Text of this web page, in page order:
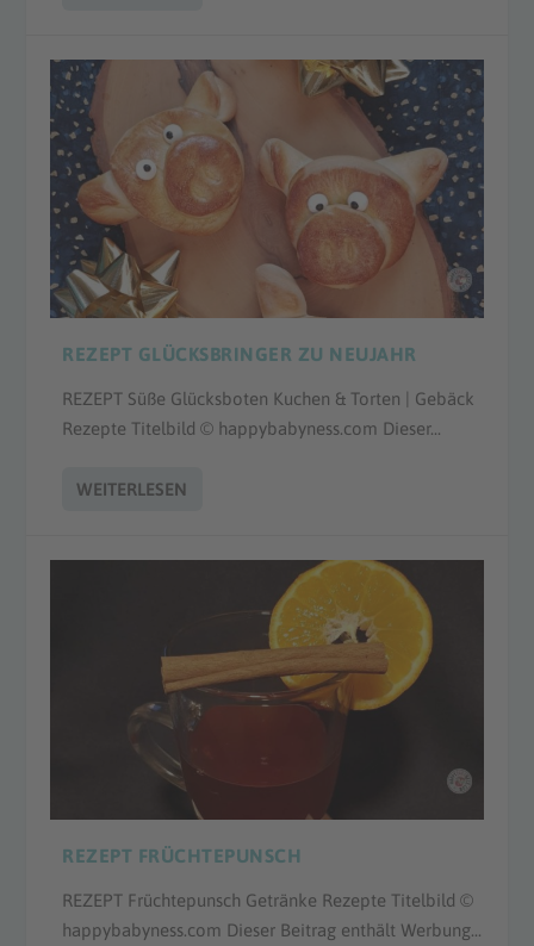
REZEPT GLÜCKSBRINGER ZU NEUJAHR
REZEPT Süße Glücksboten Kuchen & Torten | Gebäck
Rezepte Titelbild © happybabyness.com Dieser...
WEITERLESEN
REZEPT FRÜCHTEPUNSCH
REZEPT Früchtepunsch Getränke Rezepte Titelbild ©
happybabyness.com Dieser Beitrag enthält Werbung...